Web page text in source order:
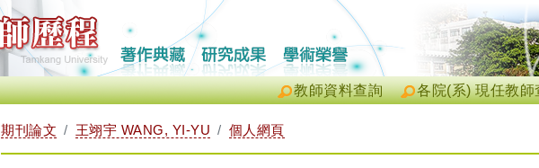
各院(系) 現任教師
教師資料查詢
期刊論文 王翊宇 WANG, YI-YU 個人網頁